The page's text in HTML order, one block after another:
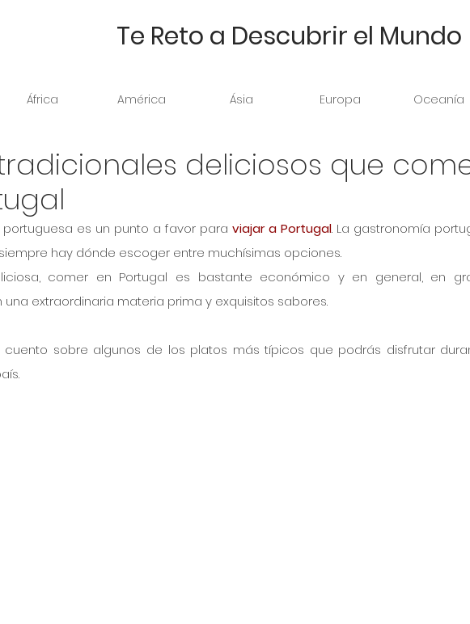
Te Reto a Descubrir el Mundo
África América Ásia Europa Oceanía
deliciosos que
es un punto a favor para viajar a Portugal. La gastronomía
hay dónde escoger entre muchísimas opciones.
comer en Portugal es bastante económico y en general, en
extraordinaria materia prima y exquisitos sabores.
cuento sobre algunos de los platos más típicos que podrás disfrutar